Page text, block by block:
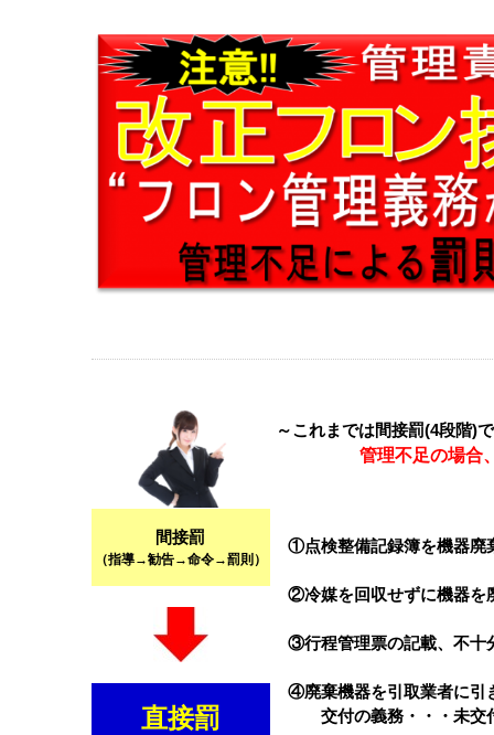
～これまでは間接罰(4段階)で
管理不足の場合、段
間接罰
（指導→勧告→命令→罰則）
①点検整備記録簿を機器廃
②冷媒を回収せずに機器を
③行程管理票の記載、不十
④廃棄機器を引取業者に引
交付の義務・・・未交
直接罰